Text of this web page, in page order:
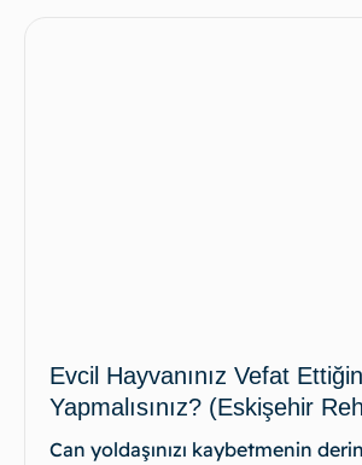
Evcil Hayvanınız Vefat
Yapmalısınız? (Eskişehir
Can yoldaşınızı kaybetmenin